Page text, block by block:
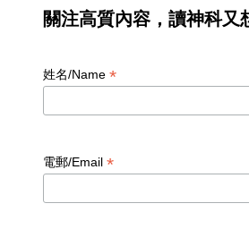
關注高質內容，讀神科
姓名/Name *
電郵/Email *